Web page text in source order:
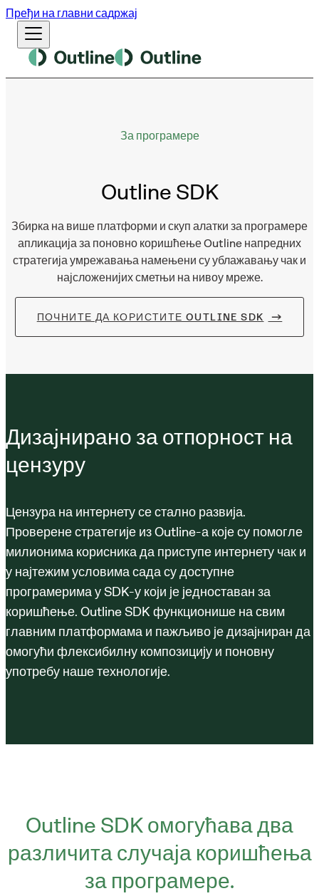
Пређи на главни садржај
За програмере
Outline SDK
Збирка на више платформи и скуп алатки за програмере
апликација за поновно коришћење Outline напредних
стратегија умрежавања намењени су ублажавању чак и
најсложенијих сметњи на нивоу мреже.
ПОЧНИТЕ ДА КОРИСТИТЕ OUTLINE SDK
Дизајнирано за отпорност на
цензуру
Цензура на интернету се стално развија.
Проверене стратегије из Outline-а које су помогле
милионима корисника да приступе интернету чак и
у најтежим условима сада су доступне
програмерима у SDK-у који је једноставан за
коришћење. Outline SDK функционише на свим
главним платформама и пажљиво је дизајниран да
омогући флексибилну композицију и поновну
употребу наше технологије.
Outline SDK омогућава два
различита случаја коришћења
за програмере.